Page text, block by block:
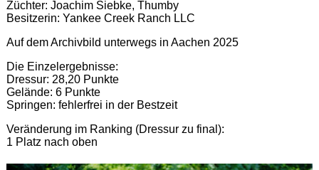
Züchter: Joachim Siebke, Thumby
Besitzerin: Yankee Creek Ranch LLC
Auf dem Archivbild unterwegs in Aachen 2025
Die Einzelergebnisse:
Dressur: 28,20 Punkte
Gelände: 6 Punkte
Springen: fehlerfrei in der Bestzeit
Veränderung im Ranking (Dressur zu final):
1 Platz nach oben